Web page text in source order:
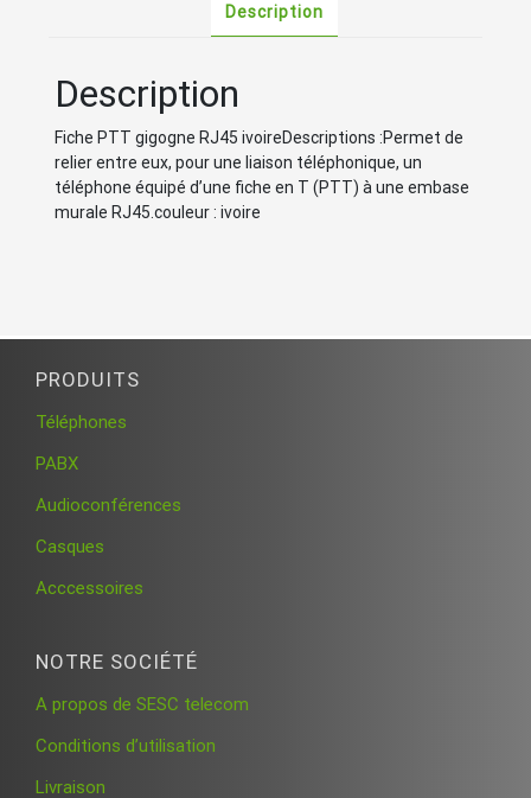
Description
Description
Fiche PTT gigogne RJ45 ivoireDescriptions :Permet de
relier entre eux, pour une liaison téléphonique, un
téléphone équipé d’une fiche en T (PTT) à une embase
murale RJ45.couleur : ivoire
PRODUITS
Téléphones
PABX
Audioconférences
Casques
Acccessoires
NOTRE SOCIÉTÉ
A propos de SESC telecom
Conditions d’utilisation
Livraison